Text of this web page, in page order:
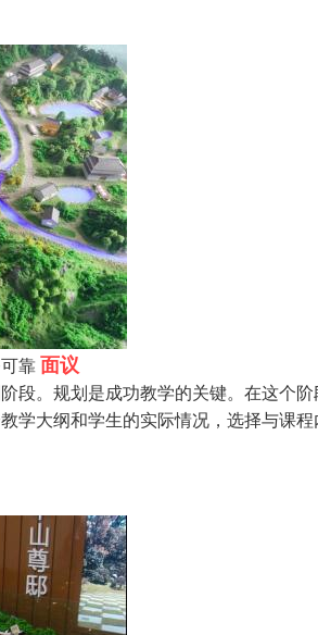
靠面议
段。规划是成功教学的关键。在这个
学大纲和学生的实际情况，选择与课